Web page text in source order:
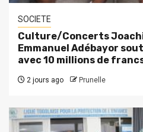
SOCIETE
Culture/Concerts
Emmanuel Adébayor
avec 10 millions de
2 jours ago Prunelle